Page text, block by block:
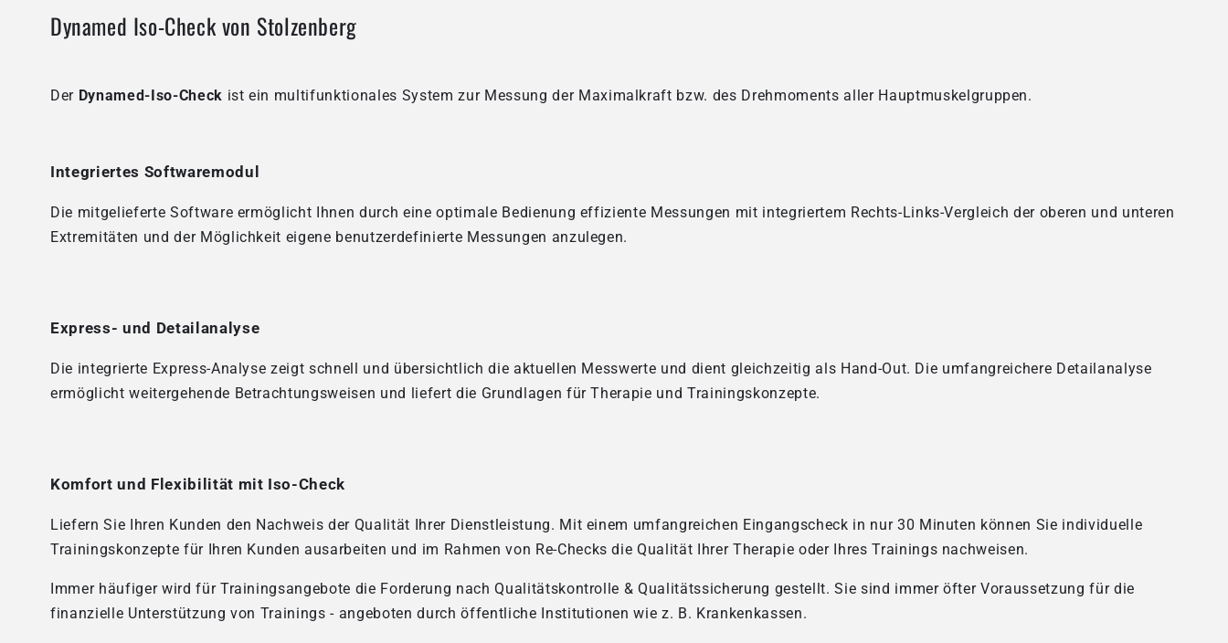
Dynamed Iso-Check von Stolzenberg
Der Dynamed-Iso-Check ist ein multifunktionales System zur Messung der Maximalkraft bzw. des Drehmoments aller Hauptmuskelgruppen.
Integriertes Softwaremodul
Die mitgelieferte Software ermöglicht Ihnen durch eine optimale Bedienung effiziente Messungen mit integriertem Rechts-Links-Vergleich der oberen und unteren
Extremitäten und der Möglichkeit eigene benutzerdefinierte Messungen anzulegen.
Express- und Detailanalyse
Die integrierte Express-Analyse zeigt schnell und übersichtlich die aktuellen Messwerte und dient gleichzeitig als Hand-Out. Die umfangreichere Detailanalyse
ermöglicht weitergehende Betrachtungsweisen und liefert die Grundlagen für Therapie und Trainingskonzepte.
Komfort und Flexibilität mit Iso-Check
Liefern Sie Ihren Kunden den Nachweis der Qualität Ihrer Dienstleistung. Mit einem umfangreichen Eingangscheck in nur 30 Minuten können Sie individuelle
Trainingskonzepte für Ihren Kunden ausarbeiten und im Rahmen von Re-Checks die Qualität Ihrer Therapie oder Ihres Trainings nachweisen.
Immer häufiger wird für Trainingsangebote die Forderung nach Qualitätskontrolle & Qualitätssicherung gestellt. Sie sind immer öfter Voraussetzung für die
finanzielle Unterstützung von Trainings - angeboten durch öffentliche Institutionen wie z. B. Krankenkassen.